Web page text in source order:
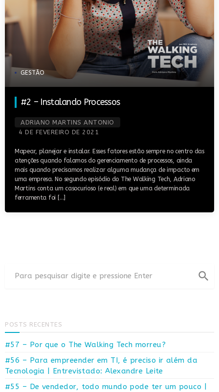
GESTÃO
#2 – Instalando Processos
ADRIANO MARTINS ANTONIO
4 DE FEVEREIRO DE 2021
Mapear, planejar e instalar. Esses fatores estão sempre no centro das
atenções quando falamos do gerenciamento de processos, ainda
mais quando precisamos realizar alguma mudança de impacto em
uma empresa. No segundo episódio do The Walking Tech, Adriano
Martins conta um casocurioso (e real) em que uma determinada
ferramenta foi […]
search
POSTS RECENTES
#57 – Por que o The Walking Tech morreu?
#56 – Para empreender em TI, é preciso ir além da
Tecnologia | Entrevistado: Alexandre Leite
#55 – De vendedor, todo mundo pode ter um pouco |